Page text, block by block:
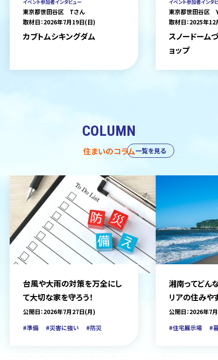
イベント参加者インタビュー
東京都世田谷区 Tさん
取材日：2026年7月19日(日)
カブトムシキングダム
イベント参加者インタ
東京都世田谷区
取材日：2025年
スノードーム
ョップ
COLUMN
住まいのコラム
台風や大雨の対策を万全にし
て大切な家を守ろう！
公開日：2026年7月27日(月)
#準備
#災害に強い #防災
湘南ってどん
リアの住みや
をご紹介
公開日：2026年7
#住宅展示場
#
一覧を見る